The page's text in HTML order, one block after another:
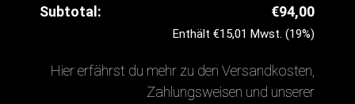
Dinner
Atlanta
€94,00
Enthält€15,01 Mwst. (19%)
Hier erfährst du mehr zu denVersandkosten
Zahlungsweisen und unserer